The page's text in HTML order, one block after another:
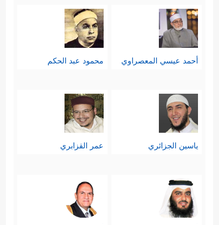
أحمد عيسي المعصراوي محمود عبد الحكم
ياسين الجزائري عمر القزابري